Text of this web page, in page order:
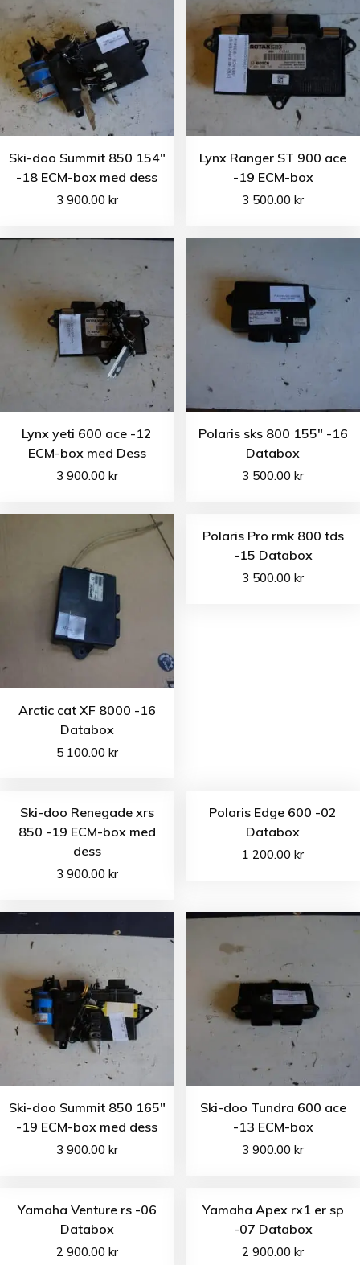
Ski-doo Summit 850 154″
-18 ECM-box med dess
3 900.00 kr
Lynx Ranger ST 900 ace
-19 ECM-box
3 500.00kr
Lynx yeti 600 ace -12
ECM-box med Dess
3 900.00 kr
Polaris sks 800 155″ -16
Databox
3 500.00kr
Arctic cat XF 8000 -16
Databox
5 100.00 kr
Polaris Pro rmk 800 tds
-15 Databox
3 500.00kr
Ski-doo Renegade xrs
850 -19 ECM-box med
dess
3 900.00 kr
Polaris Edge 600 -02
Databox
1 200.00kr
Ski-doo Summit 850 165″
-19 ECM-box med dess
3 900.00 kr
Ski-doo Tundra 600 ace
-13 ECM-box
3 900.00kr
Yamaha Venture rs -06
Databox
2 900.00 kr
Yamaha Apex rx1 er sp
-07 Databox
2 900.00kr